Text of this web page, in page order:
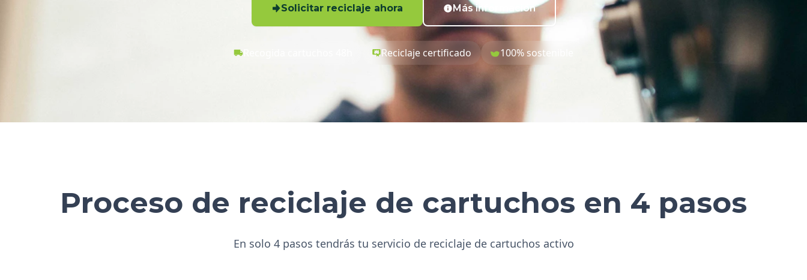
Solicitar reciclaje ahora Más información
Reciclaje certificado 100% sostenible
Proceso de reciclaje de cartuchos en 4 pasos
En solo 4 pasos tendrás tu servicio de reciclaje de cartuchos activo